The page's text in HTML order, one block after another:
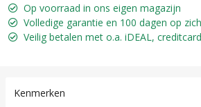
Op voorraad in ons eigen magazijn
Volledige garantie en 100 dagen op
Veilig betalen met o.a. iDEAL,
Kenmerken